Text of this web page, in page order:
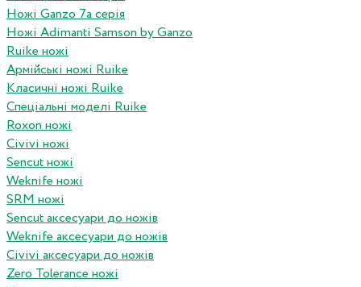
Ножі Ganzo 7а серія
Ножі Adimanti Samson by Ganzo
Ruike ножі
Армійські ножі Ruike
Класичні ножі Ruike
Спеціальні моделі Ruike
Roxon ножi
Civivi ножі
Sencut ножі
Weknife ножі
SRM ножі
Sencut аксесуари до ножів
Weknife аксесуари до ножів
Civivi аксесуари до ножів
Zero Tolerance ножі